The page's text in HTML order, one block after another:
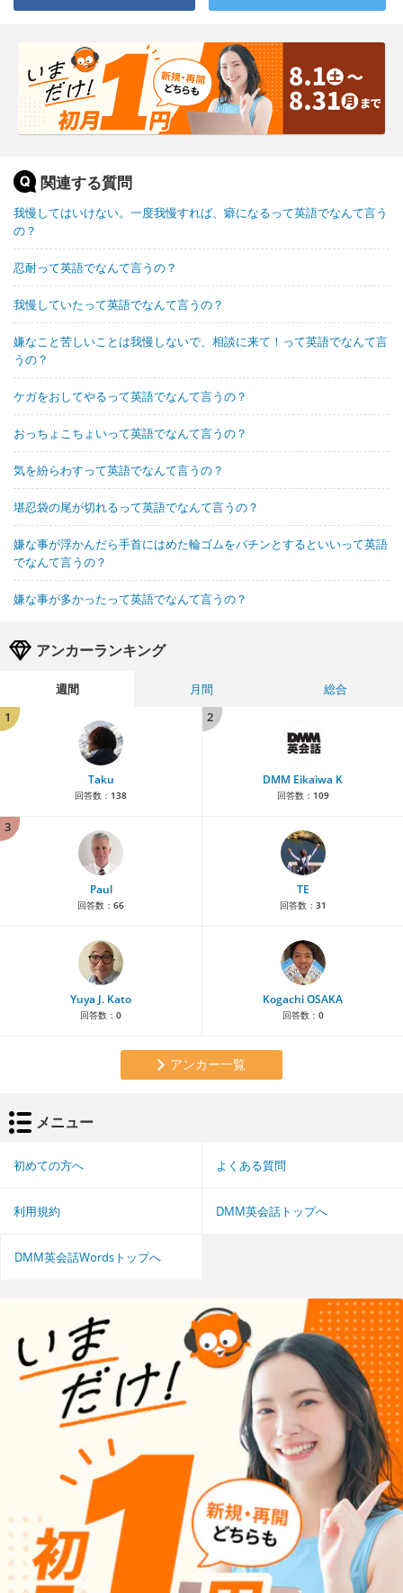
関連する質問
我慢してはいけない。一度我慢すれば、癖になるって英語でなんて言う
の？
忍耐って英語でなんて言うの？
我慢していたって英語でなんて言うの？
嫌なこと苦しいことは我慢しないで、相談に来て！って英語でなんて言
うの？
ケガをおしてやるって英語でなんて言うの？
おっちょこちょいって英語でなんて言うの？
気を紛らわすって英語でなんて言うの？
堪忍袋の尾が切れるって英語でなんて言うの？
嫌な事が浮かんだら手首にはめた輪ゴムをパチンとするといいって英語
でなんて言うの？
嫌な事が多かったって英語でなんて言うの？
アンカーランキング
週間 月間
総合
1
Taku
回答数： 138
2
DMM Eikaiwa K
回答数： 109
3
Paul
回答数： 66
TE
回答数： 31
Yuya J. Kato
回答数： 0
Kogachi OSAKA
回答数： 0
アンカー一覧
メニュー
初めての方へ よくある質問
利用規約 DMM英会話トップへ
DMM英会話Wordsトップへ